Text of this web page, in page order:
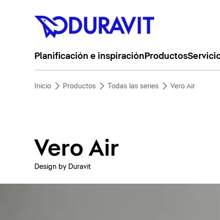
Planificación e inspiración Productos
Inicio Productos Todas las series Vero Air
Vero Air
Design by Duravit